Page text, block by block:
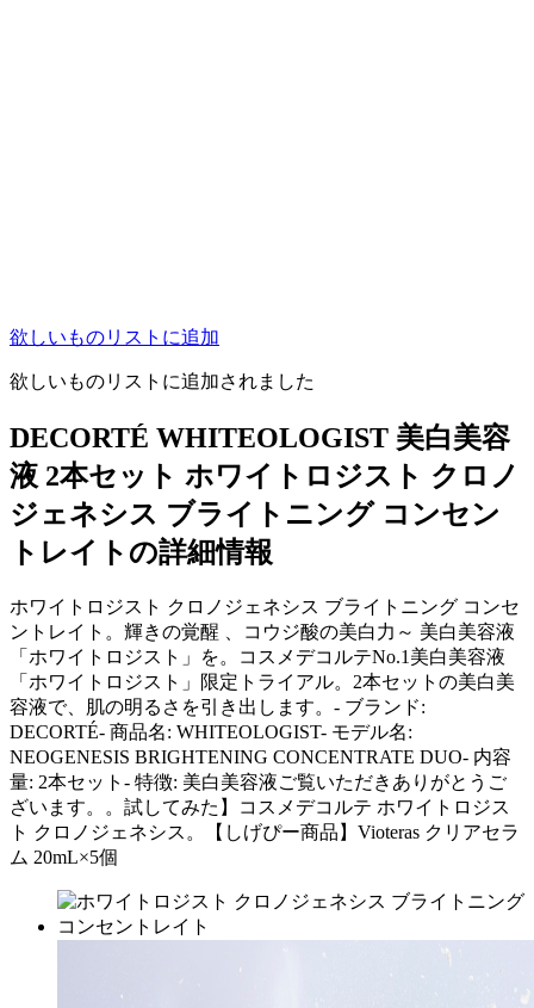
欲しいものリストに追加
欲しいものリストに追加されました
DECORTÉ WHITEOLOGIST 美白美容
液 2本セット ホワイトロジスト クロノ
ジェネシス ブライトニング コンセン
トレイトの詳細情報
ホワイトロジスト クロノジェネシス ブライトニング コンセ
ントレイト。輝きの覚醒 、コウジ酸の美白力～ 美白美容液
「ホワイトロジスト」を。コスメデコルテNo.1美白美容液
「ホワイトロジスト」限定トライアル。2本セットの美白美
容液で、肌の明るさを引き出します。- ブランド:
DECORTÉ- 商品名: WHITEOLOGIST- モデル名:
NEOGENESIS BRIGHTENING CONCENTRATE DUO- 内容
量: 2本セット- 特徴: 美白美容液ご覧いただきありがとうご
ざいます。。試してみた】コスメデコルテ ホワイトロジス
ト クロノジェネシス。【しげぴー商品】Vioteras クリアセラ
ム 20mL×5個